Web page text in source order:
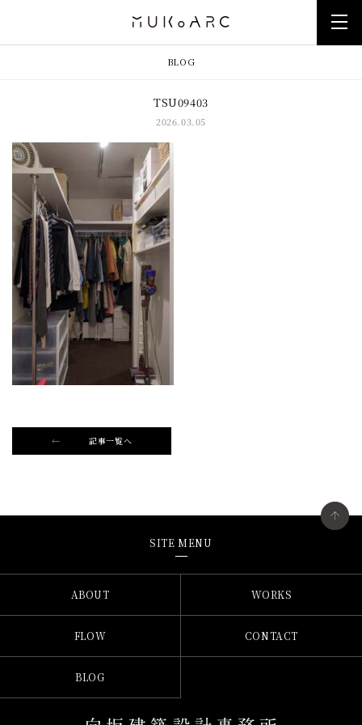
BLOG
TSU09403
2026.03.05
記事一覧へ
SITE MENU
ABOUT WORKS
FLOW CONTACT
BLOG